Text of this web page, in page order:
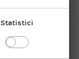
Statistici